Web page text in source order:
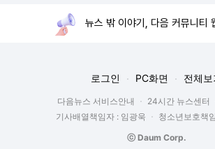
뉴스 밖 이야기, 다음 커뮤니티
로그인 PC화면 전체보
다음뉴스 서비스안내 24시간 뉴스센터
기사배열책임자 : 임광욱
청소년보호책
ⓒ Daum Corp.